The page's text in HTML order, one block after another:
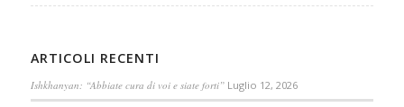
ARTICOLI RECENTI
Ishkhanyan: “Abbiate cura di voi e siate forti” Luglio 12, 2026